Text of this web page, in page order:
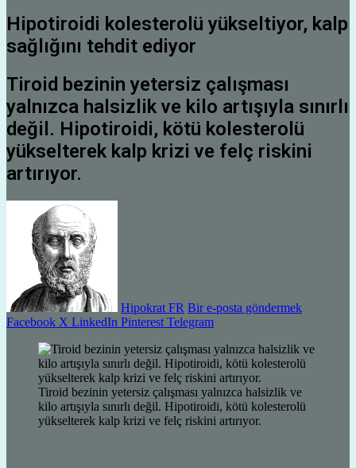
Hipotiroidi kolesterolü yükseltiyor, kalp
sağlığını tehdit ediyor
Tiroid bezinin yetersiz çalışması
yalnızca halsizlik ve kilo artışıyla sınırlı
değil. Hipotiroidi, kötü kolesterolü
yükselterek kalp krizi ve felç riskini
artırıyor.
Hipokrat FR Bir e-posta göndermek
Facebook X LinkedIn Pinterest Telegram
Tiroid bezinin yetersiz çalışması yalnızca halsizlik ve
kilo artışıyla sınırlı değil. Hipotiroidi, kötü kolesterolü
yükselterek kalp krizi ve felç riskini artırıyor.